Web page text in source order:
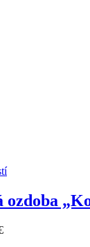
ozdoba
Price